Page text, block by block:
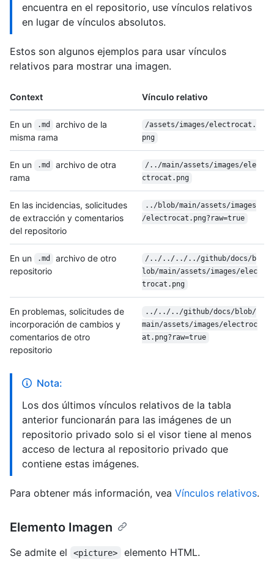
encuentra en el repositorio, use vínculos relativos
en lugar de vínculos absolutos.
Estos son algunos ejemplos para usar vínculos
relativos para mostrar una imagen.
Context Vínculo relativo
En un .md
archivo de la
misma rama
/assets/images/electrocat.
png
En un .md
archivo de otra
rama
/../main/assets/images/ele
ctrocat.png
En las incidencias, solicitudes
de extracción y comentarios
del repositorio
../blob/main/assets/images
/electrocat.png?raw=true
En un .md
archivo de otro
repositorio
/../../../../github/docs/b
lob/main/assets/images/elec
trocat.png
En problemas, solicitudes de
incorporación de cambios y
comentarios de otro
repositorio
../../../github/docs/blob/
main/assets/images/electroc
at.png?raw=true
Nota:
Los dos últimos vínculos relativos de la tabla
anterior funcionarán para las imágenes de un
repositorio privado solo si el visor tiene al menos
acceso de lectura al repositorio privado que
contiene estas imágenes.
Para obtener más información, vea Vínculos relativos.
Elemento Imagen
Se admite el <picture> elemento HTML.